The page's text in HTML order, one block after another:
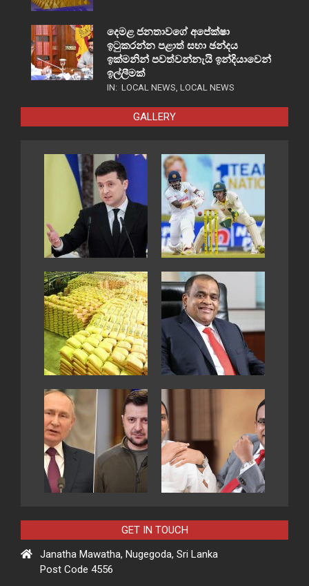
දෙමළ ජනතාවගේ අපේක්ෂා
ඉටුකරන්න පළාත් සභා ඡන්දය
ඉක්මනින් පවත්වන්නැයි ඉන්දියාවෙන්
ඉල්ලීමක්
IN: LOCAL NEWS, LOCAL NEWS
GALLERY
GET IN TOUCH
Janatha Mawatha, Nugegoda, Sri Lanka
Post Code 4556